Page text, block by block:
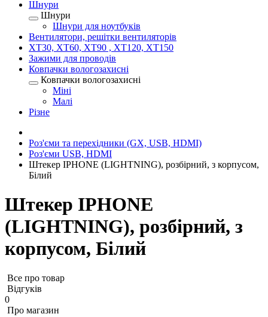
Шнури
Шнури
Шнури для ноутбуків
Вентилятори, решітки вентиляторів
XT30, XT60, XT90 , XT120, XT150
Зажими для проводів
Ковпачки вологозахисні
Ковпачки вологозахисні
Міні
Малі
Різне
Роз'єми та перехідники (GX, USB, HDMI)
Роз'єми USB, HDMI
Штекер IPHONE (LIGHTNING), розбірний, з корпусом,
Білий
Штекер IPHONE
(LIGHTNING), розбірний, з
корпусом, Білий
Все про товар
Відгуків
0
Про магазин